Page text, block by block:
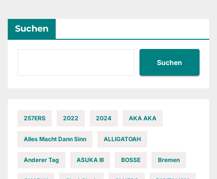
Suchen
Suchen
257ERS 2022 2024 AKA AKA
Alles Macht Dann Sinn ALLIGATOAH
Anderer Tag ASUKA III BOSSE Bremen